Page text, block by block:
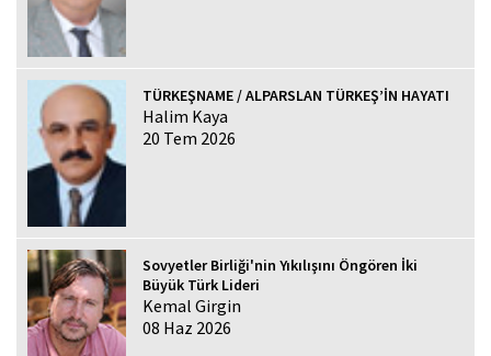
TÜRKEŞNAME / ALPARSLAN TÜRKEŞ’İN HAYATI
Halim Kaya
20 Tem 2026
Sovyetler Birliği'nin Yıkılışını Öngören İki
Büyük Türk Lideri
Kemal Girgin
08 Haz 2026